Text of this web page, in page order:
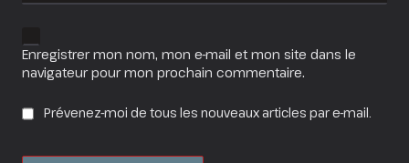
Enregistrer mon nom, mon e-mail et mon site dans le
navigateur pour mon prochain commentaire.
Prévenez-moi de tous les nouveaux articles par e-mail.